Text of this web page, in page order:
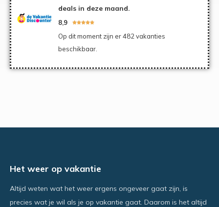
deals in deze maand.
8,9 
Op dit moment zijn er 482 vakanties
beschikbaar.
Het weer op vakantie
Altijd weten wat het weer ergens ongeveer gaat zijn, is
precies wat je wil als je op vakantie gaat. Daarom is het altijd